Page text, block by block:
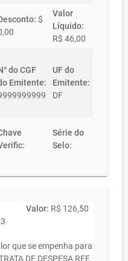
$
Valor
Líquido:
R$ 46,00
do CGF
Emitente:
UF do
Emitente:
DF
Série do
Selo:
Valor: R$ 126,50
que se empenha para
DE DESPESA REF.